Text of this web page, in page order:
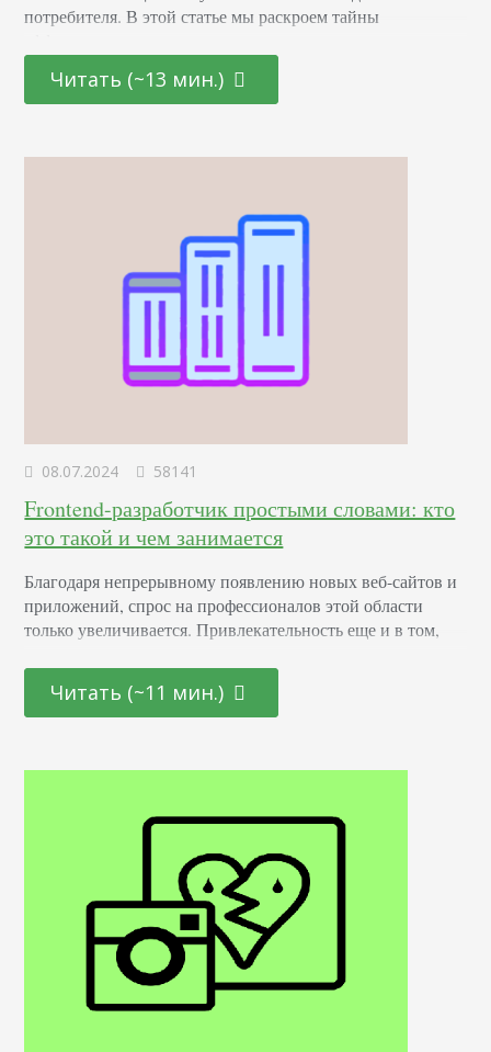
потребителя. В этой статье мы раскроем тайны
последних достижениях в области психологии и
нейронаук. От подбора цветовой палитры до создания
человеческого сознания для повышения интереса и
Читать (~13 мин.)
08.07.2024 58141
Frontend-разработчик простыми словами: кто
это такой и чем занимается
Благодаря непрерывному появлению новых веб-сайтов и
приложений, спрос на профессионалов этой области
только увеличивается. Привлекательность еще и в том,
специалистов, так и для тех, кто находится на стадии
переосмысления карьерного пути и готов начать все с
интерфейсов для сайтов и приложений. Он…
Читать (~11 мин.)